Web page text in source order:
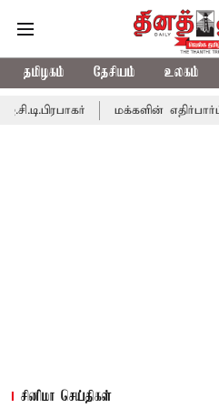
தமிழகம் தேசியம் உலகம்
மக்களின் எதிர்பார்ப்பை பூர்த்தி
சினிமா செய்திகள்